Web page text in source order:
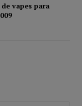
vapes para